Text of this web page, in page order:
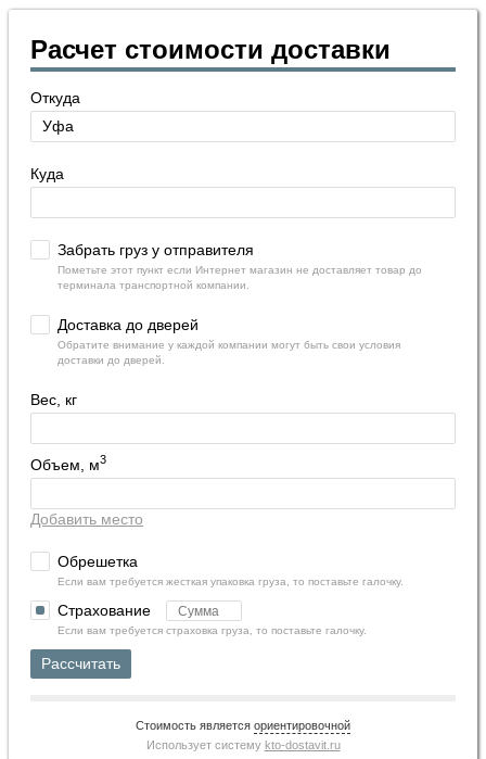
Расчет стоимости доставки
Откуда
Куда
Забрать груз у отправителя
Пометьте этот пункт если Интернет магазин не доставляет товар до
терминала транспортной компании.
Доставка до дверей
Обратите внимание у каждой компании могут быть свои условия
доставки до дверей.
Вес, кг
Объем, м3
Добавить место
Обрешетка
Если вам требуется жесткая упаковка груза, то поставьте галочку.
Страхование
Если вам требуется страховка груза, то поставьте галочку.
Рассчитать
Стоимость является ориентировочной
Использует систему kto-dostavit.ru